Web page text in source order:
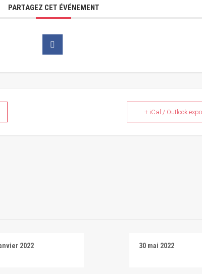
PARTAGEZ CET ÉVÉNEMENT
+ iCal / Outlook
2022 30 mai 2022